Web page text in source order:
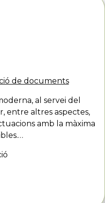
de documents
al servei del
entre altres aspectes,
amb la màxima